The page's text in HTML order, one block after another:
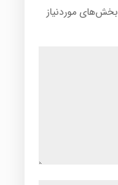
بخش‌های موردنیاز